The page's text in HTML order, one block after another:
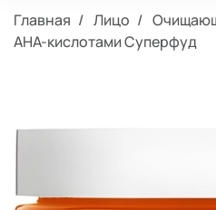
Главная Лицо
AHA-кислотами Суперфуд